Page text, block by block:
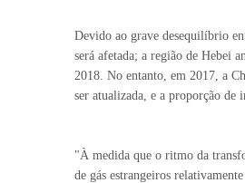
Devido ao grave desequilíbrio
será afetada; a região de Hebei
2018. No entanto, em 2017, a
ser atualizada, e a proporção de
"À medida que o ritmo da
de gás estrangeiros